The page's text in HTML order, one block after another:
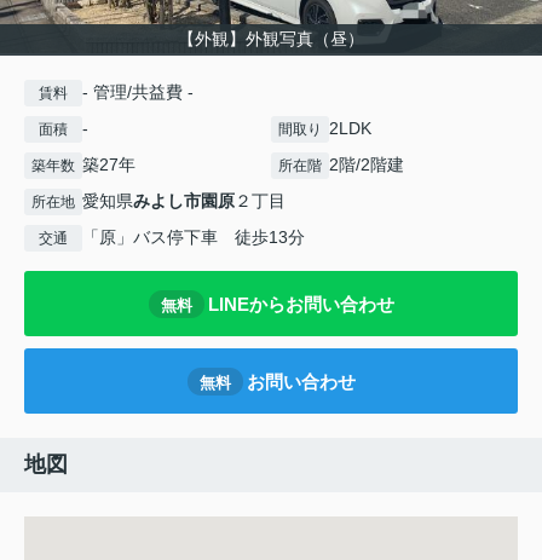
【外観】外観写真（昼）
賃料 - 管理/共益費 -
面積 - 間取り 2LDK
築年数 築27年 所在階 2階/2階建
所在地 愛知県みよし市園原２丁目
交通 「原」バス停下車 徒歩13分
無料 LINEからお問い合わせ
無料 お問い合わせ
地図